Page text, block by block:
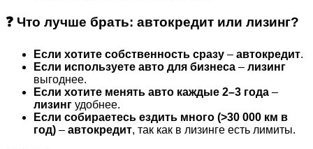
❓ Что лучше брать: автокредит или лизинг?
Если хотите собственность сразу – автокредит.
Если используете авто для бизнеса – лизинг
выгоднее.
Если хотите менять авто каждые 2–3 года –
лизинг удобнее.
Если собираетесь ездить много (>30 000 км в
год) – автокредит, так как в лизинге есть лимиты.